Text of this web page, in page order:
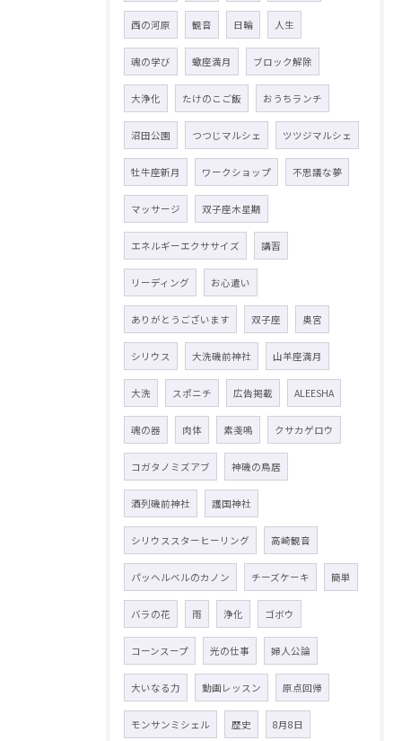
西の河原 観音 日輪 人生
魂の学び 蠍座満月 ブロック解除
大浄化 たけのこご飯 おうちランチ
沼田公園 つつじマルシェ ツツジマルシェ
牡牛座新月 ワークショップ 不思議な夢
マッサージ 双子座木星期
エネルギーエクササイズ 講習
リーディング お心遣い
ありがとうございます 双子座 奥宮
シリウス 大洗磯前神社 山羊座満月
大洗 スポニチ 広告掲載 ALEESHA
魂の器 肉体 素戔嗚 クサカゲロウ
コガタノミズアブ 神磯の鳥居
酒列磯前神社 護国神社
シリウススターヒーリング 高崎観音
パッヘルベルのカノン チーズケーキ 簡単
バラの花 雨 浄化 ゴボウ
コーンスープ 光の仕事 婦人公論
大いなる力 動画レッスン 原点回帰
モンサンミシェル 歴史 8月8日